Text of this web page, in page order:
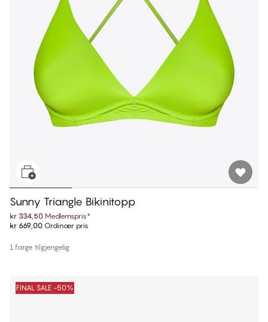
Sunny Triangle Bikinitopp
kr 334,50 Medlemspris*
kr 669,00 Ordinær pris
1 farge tilgjengelig
FINAL SALE -50%